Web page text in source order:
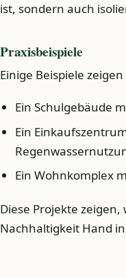
ist, sondern auch
Praxisbeispiele
Einige Beispiele
Ein Schulgebäude
Ein
Ein Wohnkomplex
Diese Projekte
Nachhaltigkeit Hand